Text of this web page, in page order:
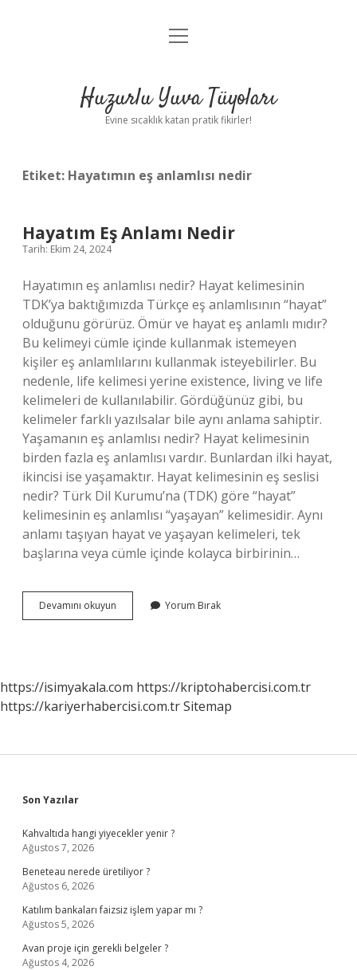
Anasayfa
Yasal Uyarı
menüyü
Huzurlu Yuva Tüyoları
Evine sıcaklık katan pratik fikirler!
Etiket: Hayatımın eş anlamlısı nedir
Hayatım Eş Anlamı Nedir
Tarih: Ekim 24, 2024
Hayatımın eş anlamlısı nedir? Hayat kelimesinin
TDK’ya baktığımızda Türkçe eş anlamlısının “hayat”
olduğunu görürüz. Ömür ve hayat eş anlamlı mıdır?
Bu kelimeyi cümle içinde kullanmak istemeyen
kişiler eş anlamlılarını kullanmak isteyebilirler. Bu
nedenle, life kelimesi yerine existence, living ve life
kelimeleri de kullanılabilir. Gördüğünüz gibi, bu
kelimeler farklı yazılsalar bile aynı anlama sahiptir.
Yaşamanın eş anlamlısı nedir? Hayat kelimesinin
birden fazla eş anlamlısı vardır. Bunlardan ilki hayat,
ikincisi ise yaşamaktır. Hayat kelimesinin eş seslisi
nedir? Türk Dil Kurumu’na (TDK) göre “hayat”
kelimesinin eş anlamlısı “yaşayan” kelimesidir. Aynı
anlamı taşıyan hayat ve yaşayan kelimeleri, tek
başlarına veya cümle içinde kolayca birbirinin…
Devamını okuyun Hayatım
Eş
Yorum Bırak
https://isimyakala.com https://kriptohabercisi.com.tr
https://kariyerhabercisi.com.trSitemap
Sidebar
Son Yazılar
Kahvaltıda hangi yiyecekler yenir ?
Ağustos 7, 2026
Beneteau nerede üretiliyor ?
Ağustos 6, 2026
Katılım bankaları faizsiz işlem yapar mı ?
Ağustos 5, 2026
Avan proje için gerekli belgeler ?
Ağustos 4, 2026